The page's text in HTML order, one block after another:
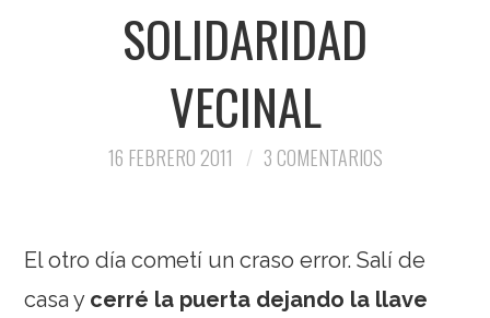
MIS VIAJESSOLIDARIDAD
VECINAL
16 FEBRERO 2011 3 COMENTARIOS
El otro día cometí un craso error. Salí de
casa y cerré la puerta dejando la llave